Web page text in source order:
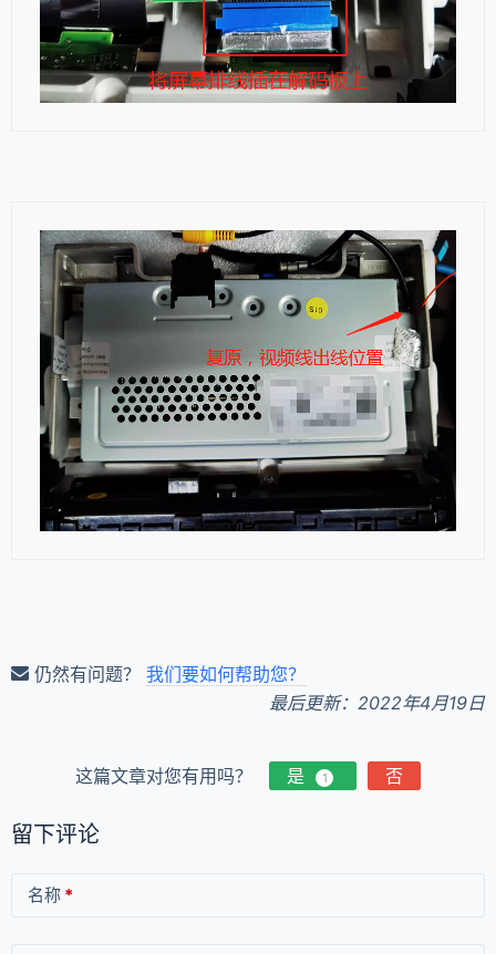
仍然有问题？ 我们要如何帮助您？
最后更新：2022年4月19日
这篇文章对您有用吗？ 是 1 否
留下评论
名称 *